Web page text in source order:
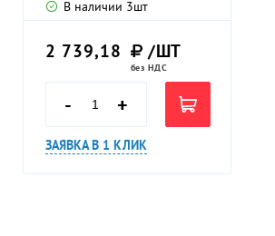
В наличии 3шт
2 739,18 /ШТ
без НДС
- +
ЗАЯВКА В 1 КЛИК